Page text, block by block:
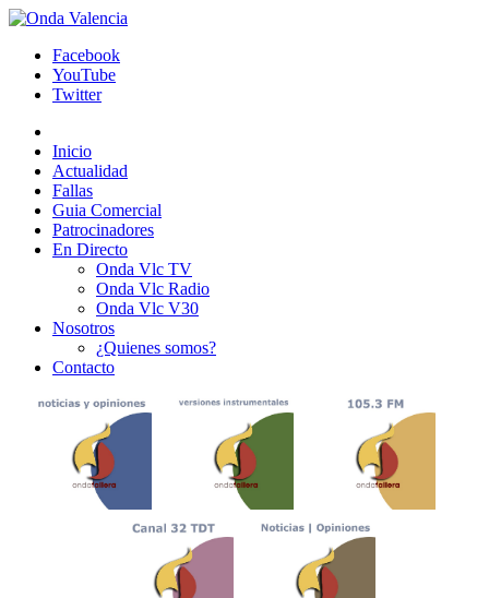
Facebook
YouTube
Twitter
Inicio
Actualidad
Fallas
Guia Comercial
Patrocinadores
En Directo
Onda Vlc TV
Onda Vlc Radio
Onda Vlc V30
Nosotros
¿Quienes somos?
Contacto